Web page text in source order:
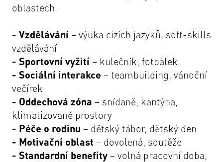
oblastech.
- Vzdělávání – výuka cizích jazyků, soft-skills
vzdělávání
- Sportovní vyžití – kulečník, fotbálek
- Sociální interakce – teambuilding, vánoční
večírek
- Oddechová zóna – snídaně, kantýna,
klimatizované prostory
- Péče o rodinu – dětský tábor, dětský den
- Motivační oblast – dovolená, soutěže
- Standardní benefity – volná pracovní doba,